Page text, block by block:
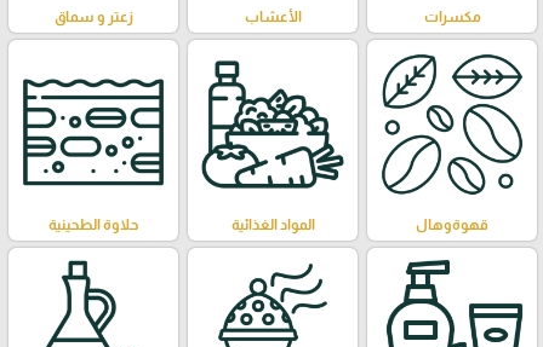
مكسرات الأعشاب زعتر و سماق
قهوةوهال المواد الغذائية حلاوة الطحينية